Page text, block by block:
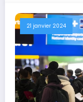
21 janvier 2024